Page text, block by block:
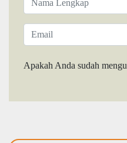
Apakah Anda sudah